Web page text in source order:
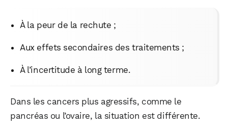
À la peur de la rechute ;
Aux effets secondaires des traitements ;
À l’incertitude à long terme.
Dans les cancers plus agressifs, comme le
pancréas ou l’ovaire, la situation est différente.